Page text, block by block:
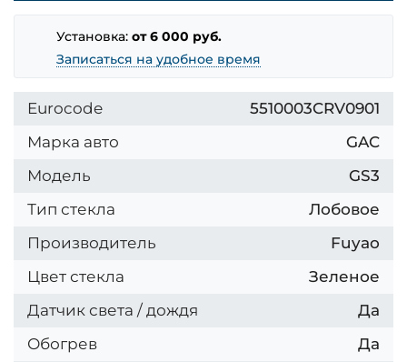
Установка:от 6 000 руб.
Записаться на удобное время
Eurocode
5510003CRV0901
Марка авто
GAC
Модель
GS3
Тип стекла
Лобовое
Производитель
Fuyao
Цвет стекла
Зеленое
Датчик света / дождя
Да
Обогрев
Да